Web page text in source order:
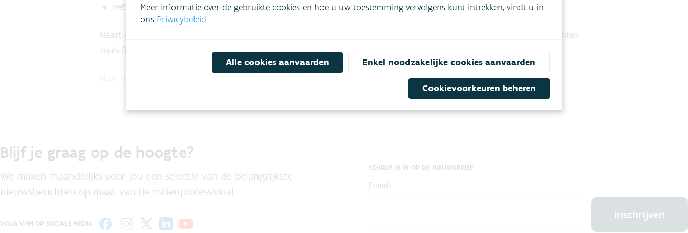
Het VMM-labo analyseerde tijdens de hele campagne meer dan 2000 stalen.
Naast de resultaten van de VOS-campagne beschrijft het rapport ook de uitstoot en de trend van klassieke luchtpolluenten
zoals fijn stof, zwaveldioxide en stikstofoxides.
Naar het jaarrapport 'Luchtkwaliteit in de Antwerpse haven 2021'
Blijf je graag op de hoogte?
We maken maandelijks voor jou een selectie van de belangrijkste
nieuwsberichten op maat van de milieuprofessional.
VOLG VMM OP SOCIALE MEDIA
SCHRIJF JE IN OP DE NIEUWSBRIEF
E-mail
Inschrijven
Meer informatie over de gebruikte cookies en hoe u uw toestemming vervolgens kunt intrekken, vindt u in
ons Privacybeleid.
Alle cookies aanvaarden Enkel noodzakelijke cookies aanvaarden
Cookievoorkeuren beheren